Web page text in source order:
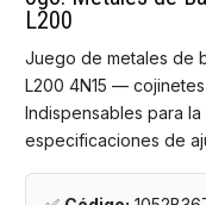
L200
Juego de metales de
L200 4N15 —
Indispensables para
especificaciones de